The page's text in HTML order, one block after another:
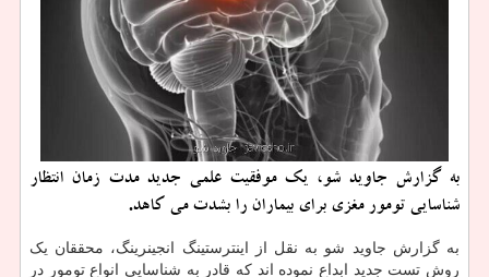
به گزارش جاوید شو، یک موفقیت علمی جدید مدت زمان انتظار
شناسایی تومور مغزی برای بیماران را بشدت می کاهد.
به گزارش جاوید شو به نقل از اینترستینگ انجینرینگ، محققان یک
روش تست جدید ابداع نموده اند که قادر به شناسایی انواع تومور در